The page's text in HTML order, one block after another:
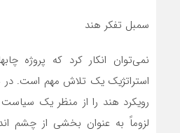
سمبل تفکر هند
نمی‌توان انکار کرد که پروژه
استراتژیک یک تلاش مهم است. در
رویکرد هند را از منظر یک
لزوماً به عنوان بخشی از چشم